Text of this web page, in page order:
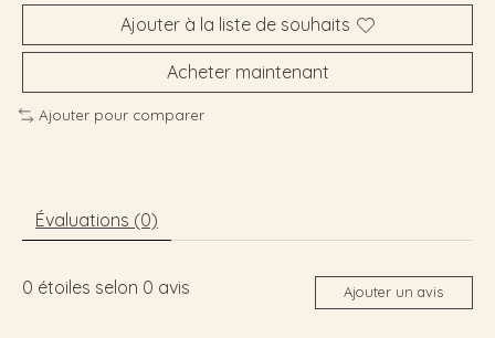
Ajouter à la liste de souhaits
Acheter maintenant
Ajouter pour comparer
Évaluations (0)
0 étoiles selon 0 avis Ajouter un avis